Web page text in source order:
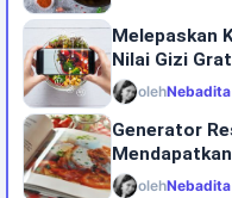
Melepaskan
Nilai Gizi
oleh
Generator
oleh